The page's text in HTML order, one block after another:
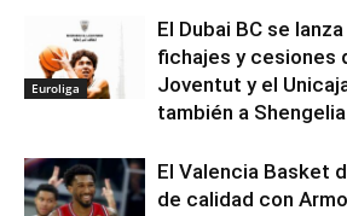
Euroliga
El Dubai BC se
fichajes y cesiones
Joventut y el
también a Shengelia
El Valencia Basket
de calidad con